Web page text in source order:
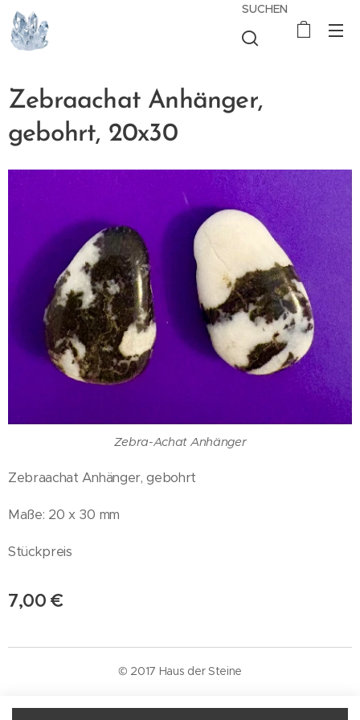
SUCHEN
Zebraachat Anhänger,
gebohrt, 20x30
Zebra-Achat Anhänger
Zebraachat Anhänger, gebohrt
Maße: 20 x 30 mm
Stückpreis
7,00 €
© 2017 Haus der Steine